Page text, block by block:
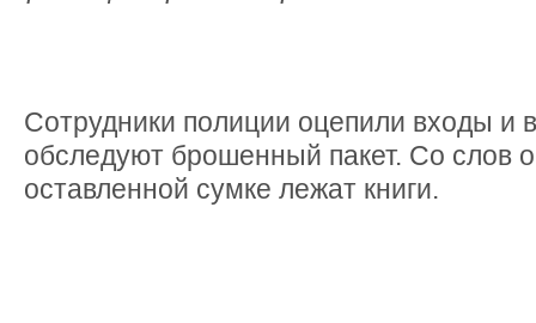
Сотрудники полиции оцепили входы и
обследуют брошенный пакет. Со слов
оставленной сумке лежат книги.